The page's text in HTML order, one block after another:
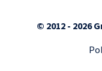
© 2012 - 2026